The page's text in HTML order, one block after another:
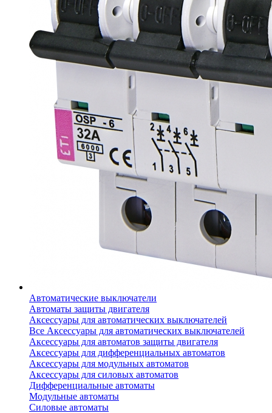
Автоматические выключатели
Автоматы защиты двигателя
Аксессуары для автоматических выключателей
Все Аксессуары для автоматических выключателей
Аксессуары для автоматов защиты двигателя
Аксессуары для дифференциальных автоматов
Аксессуары для модульных автоматов
Аксессуары для силовых автоматов
Дифференциальные автоматы
Модульные автоматы
Силовые автоматы